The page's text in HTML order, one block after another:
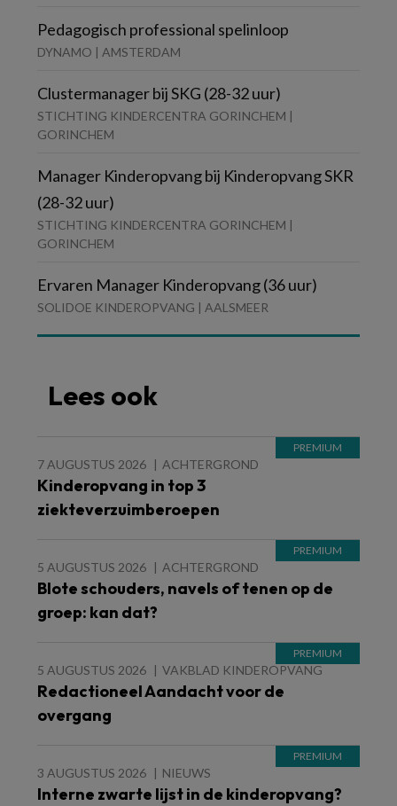
Pedagogisch professional spelinloop
DYNAMO | AMSTERDAM
Clustermanager bij SKG (28-32 uur)
STICHTING KINDERCENTRA GORINCHEM |
GORINCHEM
Manager Kinderopvang bij Kinderopvang SKR
(28-32 uur)
STICHTING KINDERCENTRA GORINCHEM |
GORINCHEM
Ervaren Manager Kinderopvang (36 uur)
SOLIDOE KINDEROPVANG | AALSMEER
Lees ook
7 AUGUSTUS 2026 ACHTERGROND
Kinderopvang in top 3
ziekteverzuimberoepen
5 AUGUSTUS 2026 ACHTERGROND
Blote schouders, navels of tenen op de
groep: kan dat?
5 AUGUSTUS 2026 VAKBLAD KINDEROPVANG
Redactioneel Aandacht voor de
overgang
3 AUGUSTUS 2026 NIEUWS
Interne zwarte lijst in de kinderopvang?